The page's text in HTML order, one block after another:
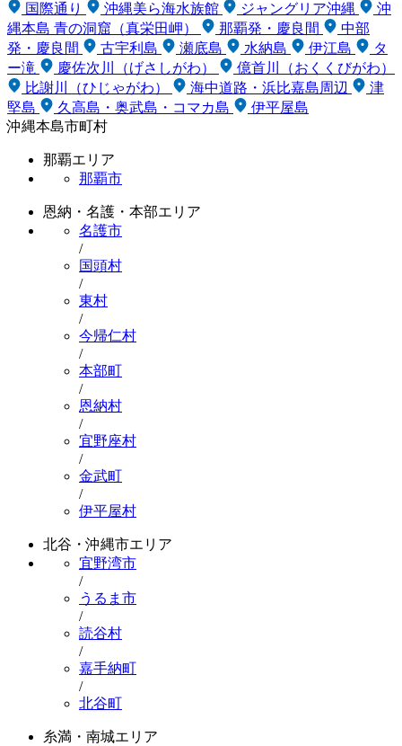
国際通り
沖縄美ら海水族館 ジャングリア沖縄
沖
縄本島 青の洞窟（真栄田岬）
那覇発・慶良間
中部
発・慶良間
古宇利島 瀬底島 水納島 伊江島
タ
ー滝
慶佐次川（げさしがわ）
億首川（おくくびがわ）
比謝川（ひじゃがわ）
海中道路・浜比嘉島周辺
津
堅島
久高島・奥武島・コマカ島
伊平屋島
沖縄本島市町村
那覇エリア
那覇市
恩納・名護・本部エリア
名護市
/
国頭村
/
東村
/
今帰仁村
/
本部町
/
恩納村
/
宜野座村
/
金武町
/
伊平屋村
北谷・沖縄市エリア
宜野湾市
/
うるま市
/
読谷村
/
嘉手納町
/
北谷町
糸満・南城エリア